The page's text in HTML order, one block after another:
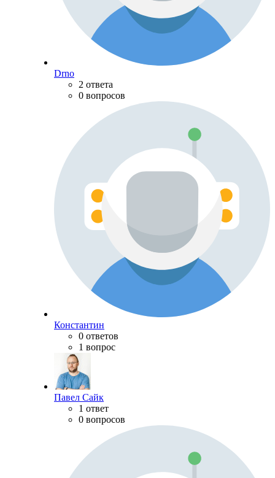
Drno
2 ответа
0 вопросов
Константин
0 ответов
1 вопрос
Павел Сайк
1 ответ
0 вопросов